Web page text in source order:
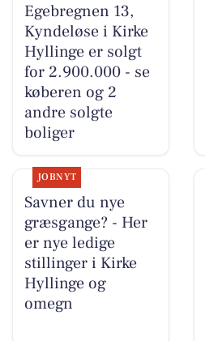
Egebregnen 13,
Kyndeløse i Kirke
Hyllinge er solgt
for 2.900.000 - se
køberen og 2
andre solgte
boliger
JOBNYT
Savner du nye
græsgange? - Her
er nye ledige
stillinger i Kirke
Hyllinge og
omegn